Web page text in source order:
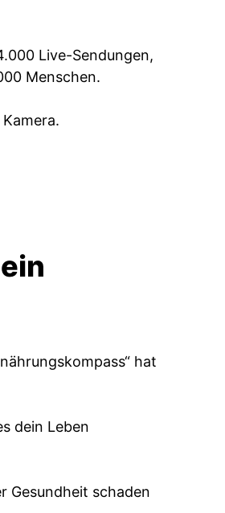
Live-Sendungen,
Menschen.
hat
dein Leben
Gesundheit schaden